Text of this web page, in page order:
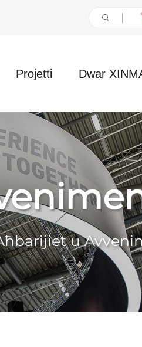
Projetti Dwar
u